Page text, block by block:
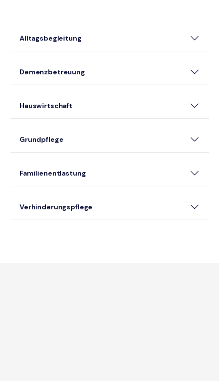
Alltagsbegleitung
Demenzbetreuung
Hauswirtschaft
Grundpflege
Familienentlastung
Verhinderungspflege